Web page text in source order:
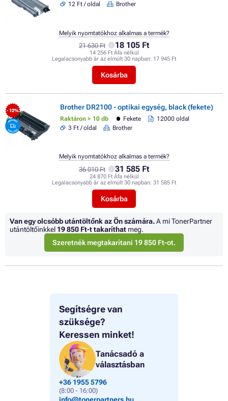
Segítségre van
szüksége?
Keressen minket!
Tanácsadó a
választásban
+36 1955 5796
(8:00 - 16:00)
info@tonerpartners.hu
12 Ft / oldal
Brother
21 630 Ft 18 105 Ft
14 256 Ft Áfa nélkül
Legalacsonyabb ár az elmúlt 30 napban: 17 945 Ft
Kosárba
Melyik nyomtatókhoz alkalmas a termék?
- 12% Brother DR2100 - optikai egység, black (fekete)
Raktáron > 10 db Fekete
12000 oldal
3 Ft / oldal
Brother
36 010 Ft 31 585 Ft
24 870 Ft Áfa nélkül
Legalacsonyabb ár az elmúlt 30 napban: 31 585 Ft
Kosárba
Melyik nyomtatókhoz alkalmas a termék?
Van egy olcsóbb utántöltőnk az Ön számára.A mi TonerPartner
utántöltőinkkel 19 850 Ft-t takaríthat meg.
Szeretnék megtakarítani 19 850 Ft-ot.